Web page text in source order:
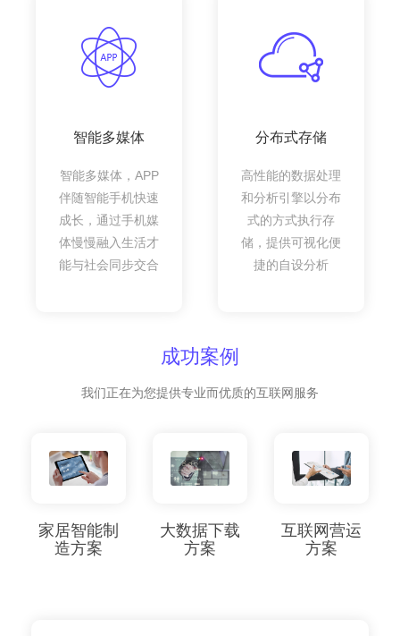
智能多媒体
智能多媒体，APP
伴随智能手机快速
成长，通过手机媒
体慢慢融入生活才
能与社会同步交合
分布式存储
高性能的数据处理
和分析引擎以分布
式的方式执行存
储，提供可视化便
捷的自设分析
成功案例
我们正在为您提供专业而优质的互联网服务
家居智能制
造方案
大数据下载
方案
互联网营运
方案